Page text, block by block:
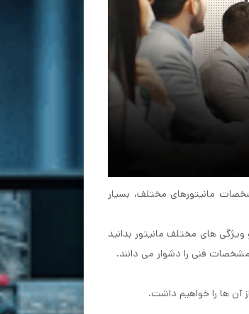
مانیتورهای مختلف، بسیار
های مختلف مانیتور بدانید
مشخصات فنی را دشوار می دانند.
آن ها را خواهیم داشت.